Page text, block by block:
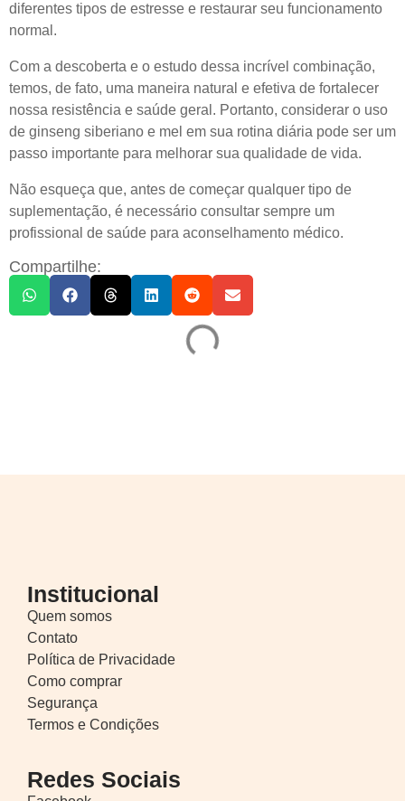
diferentes tipos de estresse e restaurar seu funcionamento
normal.
Com a descoberta e o estudo dessa incrível combinação,
temos, de fato, uma maneira natural e efetiva de fortalecer
nossa resistência e saúde geral. Portanto, considerar o uso
de ginseng siberiano e mel em sua rotina diária pode ser um
passo importante para melhorar sua qualidade de vida.
Não esqueça que, antes de começar qualquer tipo de
suplementação, é necessário consultar sempre um
profissional de saúde para aconselhamento médico.
Compartilhe:
Institucional
Quem somos
Contato
Política de Privacidade
Como comprar
Segurança
Termos e Condições
Redes Sociais